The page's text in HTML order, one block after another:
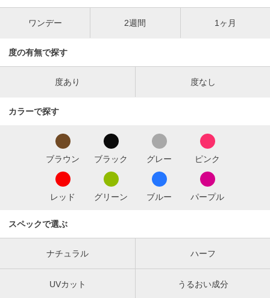
ワンデー 2週間 1ヶ月
度の有無で探す
度あり 度なし
カラーで探す
ブラウン ブラック グレー ピンク
レッド グリーン ブルー パープル
スペックで選ぶ
ナチュラル ハーフ
UVカット うるおい成分